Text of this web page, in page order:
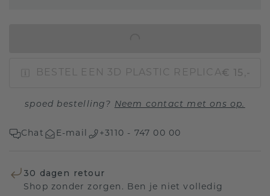
BESTEL EEN 3D PLASTIC REPLICA€ 15,-
spoed bestelling? Neem contact met ons op.
Chat E-mail +3110 - 747 00 00
30 dagen retour
Shop zonder zorgen. Ben je niet volledig